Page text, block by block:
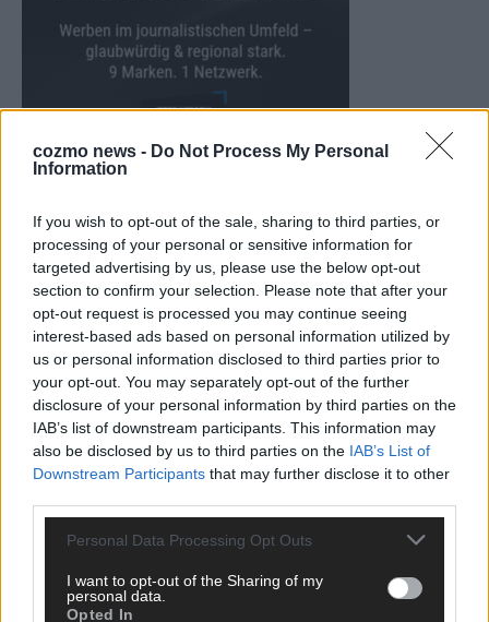
cozmo news - Do Not Process My Personal
Information
If you wish to opt-out of the sale, sharing to third parties, or
processing of your personal or sensitive information for
targeted advertising by us, please use the below opt-out
section to confirm your selection. Please note that after your
opt-out request is processed you may continue seeing
interest-based ads based on personal information utilized by
us or personal information disclosed to third parties prior to
your opt-out. You may separately opt-out of the further
disclosure of your personal information by third parties on the
IAB’s list of downstream participants. This information may
also be disclosed by us to third parties on the IAB’s List of
Downstream Participants that may further disclose it to other
Personal Data Processing Opt Outs
I want to opt-out of the Sharing of my
personal data.
Opted In
KEINE NEWS MEHR VERPASSEN